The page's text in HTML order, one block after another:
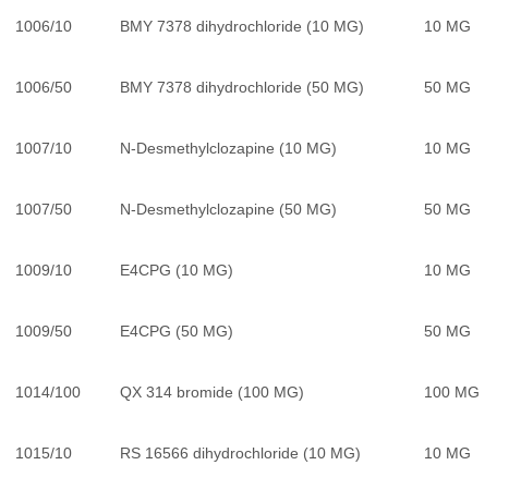
1006/10 BMY 7378 dihydrochloride (10 MG) 10 MG
1006/50 BMY 7378 dihydrochloride (50 MG) 50 MG
1007/10 N-Desmethylclozapine (10 MG) 10 MG
1007/50 N-Desmethylclozapine (50 MG) 50 MG
1009/10 E4CPG (10 MG) 10 MG
1009/50 E4CPG (50 MG) 50 MG
1014/100 QX 314 bromide (100 MG) 100 MG
1015/10 RS 16566 dihydrochloride (10 MG) 10 MG